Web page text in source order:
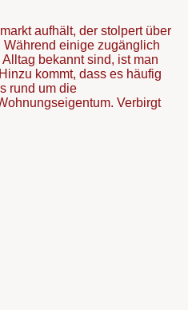
aufhält, der stolpert über
einige zugänglich
bekannt sind, ist man
kommt, dass es häufig
rund um die
Verbirgt